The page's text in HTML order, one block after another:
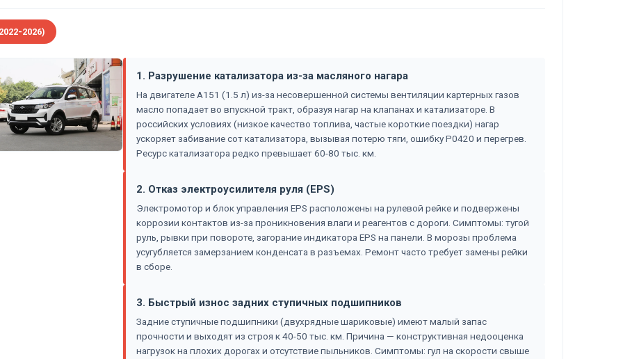
2026)
1. Разрушение катализатора из-за масляного нагара
На двигателе A151 (1.5 л) из-за несовершенной системы вентиляции картерных газов
масло попадает во впускной тракт, образуя нагар на клапанах и катализаторе. В
российских условиях (низкое качество топлива, частые короткие поездки) нагар
ускоряет забивание сот катализатора, вызывая потерю тяги, ошибку P0420 и перегрев.
Ресурс катализатора редко превышает 60-80 тыс. км.
2. Отказ электроусилителя руля (EPS)
Электромотор и блок управления EPS расположены на рулевой рейке и подвержены
коррозии контактов из-за проникновения влаги и реагентов с дороги. Симптомы: тугой
руль, рывки при повороте, загорание индикатора EPS на панели. В морозы проблема
усугубляется замерзанием конденсата в разъемах. Ремонт часто требует замены рейки
в сборе.
3. Быстрый износ задних ступичных подшипников
Задние ступичные подшипники (двухрядные шариковые) имеют малый запас
прочности и выходят из строя к 40-50 тыс. км. Причина — конструктивная недооценка
нагрузок на плохих дорогах и отсутствие пыльников. Симптомы: гул на скорости свыше